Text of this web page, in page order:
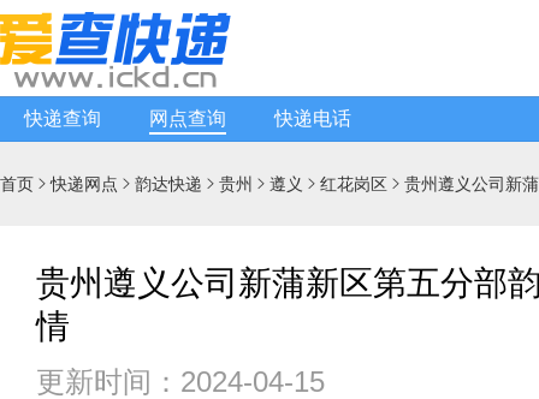
快递查询 网点查询 快递电话
首页 快递网点  韵达快递  贵州  遵义  红花岗区  贵州遵义公司新
贵州遵义公司新蒲新区第五分部
情
更新时间：2024-04-15